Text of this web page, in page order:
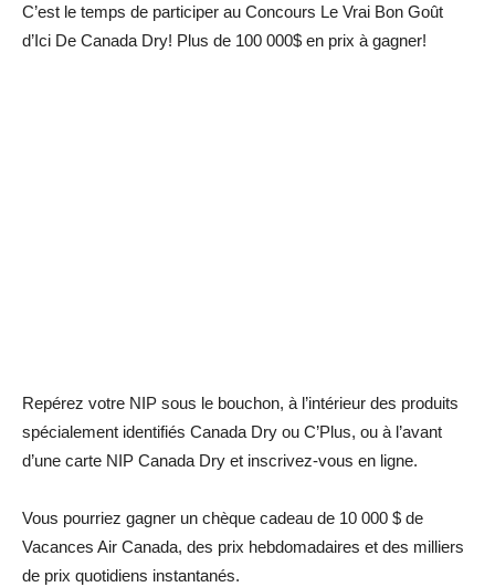
C’est le temps de participer au Concours Le Vrai Bon Goût
d’Ici De Canada Dry! Plus de 100 000$ en prix à gagner!
Repérez votre NIP sous le bouchon, à l’intérieur des produits
spécialement identifiés Canada Dry ou C’Plus, ou à l’avant
d’une carte NIP Canada Dry et inscrivez-vous en ligne.
Vous pourriez gagner un chèque cadeau de 10 000 $ de
Vacances Air Canada, des prix hebdomadaires et des milliers
de prix quotidiens instantanés.